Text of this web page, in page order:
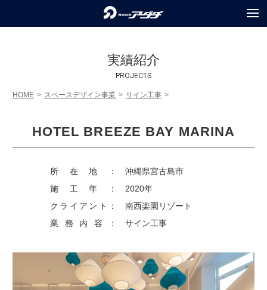
RECRUIT 採用情報
TOPICS
PRIVACY POLICY 個人情報保護方針
INQUIRY お問合せ
実績紹介
PROJECTS
HOME スペースデザイン事業
サイン工事
HOTEL BREEZE BAY MARINA
所在地：
沖縄県宮古島市
施工年：
2020年
クライアント：
南西楽園リゾート
業務内容：
サイン工事